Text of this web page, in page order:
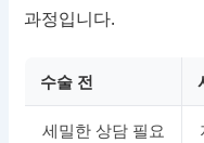
과정입니다.
수술 전
세밀한 상담 필요